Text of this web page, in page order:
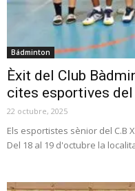
Bádminton
Èxit del Club
cites esportives
22 octubre, 2025
Els esportistes sènior del C.B
Del 18 al 19 d'octubre la